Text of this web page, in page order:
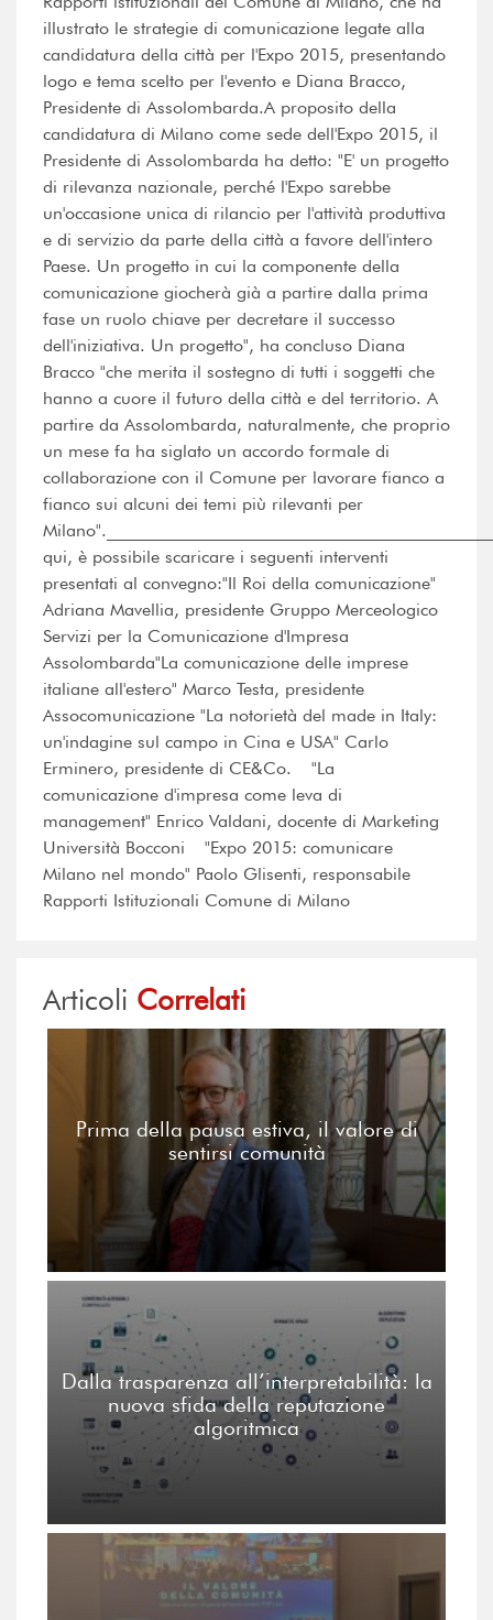
illustrato le strategie di comunicazione legate alla
candidatura della città per l'Expo 2015, presentando
logo e tema scelto per l'evento e Diana Bracco,
Presidente di Assolombarda.A proposito della
candidatura di Milano come sede dell'Expo 2015, il
Presidente di Assolombarda ha detto: "E' un progetto
di rilevanza nazionale, perché l'Expo sarebbe
un'occasione unica di rilancio per l'attività produttiva
e di servizio da parte della città a favore dell'intero
Paese. Un progetto in cui la componente della
comunicazione giocherà già a partire dalla prima
fase un ruolo chiave per decretare il successo
dell'iniziativa. Un progetto", ha concluso Diana
Bracco "che merita il sostegno di tutti i soggetti che
hanno a cuore il futuro della città e del territorio. A
partire da Assolombarda, naturalmente, che proprio
un mese fa ha siglato un accordo formale di
collaborazione con il Comune per lavorare fianco a
fianco sui alcuni dei temi più rilevanti per
qui, è possibile scaricare i seguenti interventi
presentati al convegno:"Il Roi della comunicazione"
Adriana Mavellia, presidente Gruppo Merceologico
Servizi per la Comunicazione d'Impresa
Assolombarda"La comunicazione delle imprese
italiane all'estero" Marco Testa, presidente
Assocomunicazione "La notorietà del made in Italy:
un'indagine sul campo in Cina e USA" Carlo
Erminero, presidente di CE&Co. "La
comunicazione d'impresa come leva di
management" Enrico Valdani, docente di Marketing
Università Bocconi "Expo 2015: comunicare
Milano nel mondo" Paolo Glisenti, responsabile
Rapporti Istituzionali Comune di Milano
Articoli Correlati
Prima della pausa estiva, il valore di
sentirsi comunità
Dalla trasparenza all’interpretabilità: la
nuova sfida della reputazione
algoritmica